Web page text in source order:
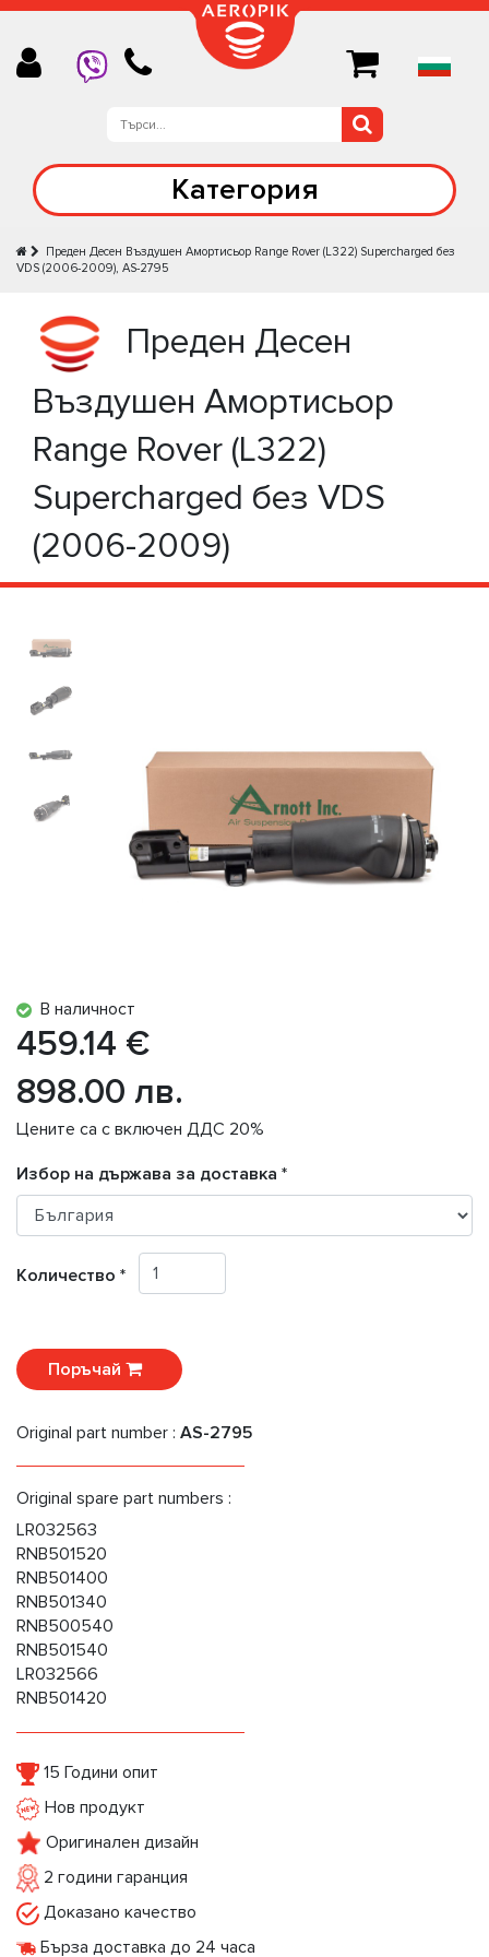
Категория
Предeн Десен Въздушен Амортисьор Range Rover (L322) Supercharged без
VDS (2006-2009), AS-2795
Предeн Десен
Въздушен Амортисьор
Range Rover (L322)
Supercharged без VDS
(2006-2009)
В наличност
459.14 €
898.00 лв.
Цените са с включен ДДС 20%
Избор на държава за доставка *
Количество *
Поръчай
Original part number : AS-2795
Original spare part numbers :
LR032563
RNB501520
RNB501400
RNB501340
RNB500540
RNB501540
LR032566
RNB501420
15 Години опит
Нов продукт
Оригинален дизайн
2 години гаранция
Доказано качество
Бърза доставка до 24 часа